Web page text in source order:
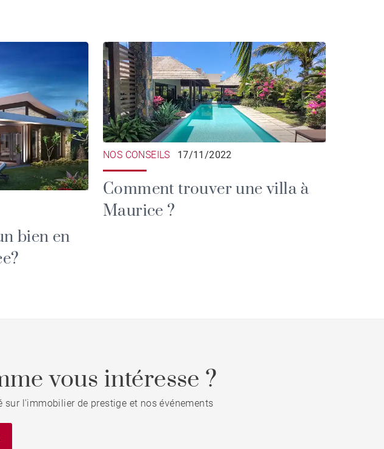
bien en
NOS CONSEILS 17/11/2022
Comment trouver une villa à
Maurice ?
vous intéresse ?
sur l'immobilier de prestige et nos événements